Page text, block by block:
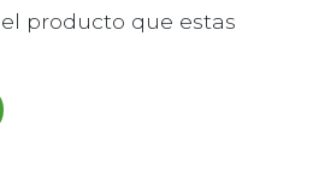
producto que estas